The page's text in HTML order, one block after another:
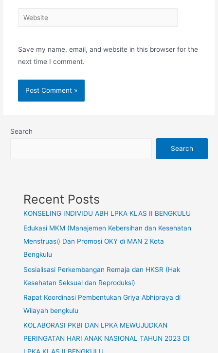
Website
Save my name, email, and website in this browser for the
next time I comment.
Search
Search
Recent Posts
KONSELING INDIVIDU ABH LPKA KLAS II BENGKULU
Edukasi MKM (Manajemen Kebersihan dan Kesehatan
Menstruasi) Dan Promosi OKY di MAN 2 Kota
Bengkulu
Sosialisasi Perkembangan Remaja dan HKSR (Hak
Kesehatan Seksual dan Reproduksi)
Rapat Koordinasi Pembentukan Griya Abhipraya di
Wilayah bengkulu
KOLABORASI PKBI DAN LPKA MEWUJUDKAN
PERINGATAN HARI ANAK NASIONAL TAHUN 2023 DI